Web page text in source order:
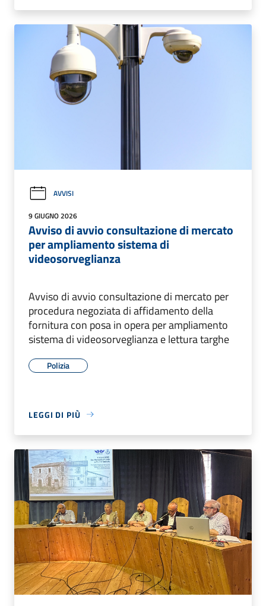
AVVISI
9 GIUGNO 2026
Avviso di avvio consultazione di mercato
per ampliamento sistema di
videosorveglianza
Avviso di avvio consultazione di mercato per
procedura negoziata di affidamento della
fornitura con posa in opera per ampliamento
sistema di videosorveglianza e lettura targhe
Polizia
LEGGI DI PIÙ